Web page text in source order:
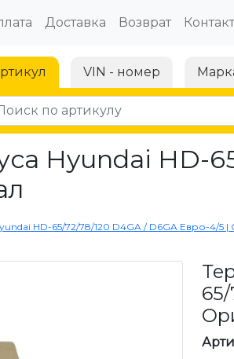
Доставка Возврат
VIN - номер
Hyundai HD-
HD-65/72/78/120 D4GA / D6GA Евро-4/5